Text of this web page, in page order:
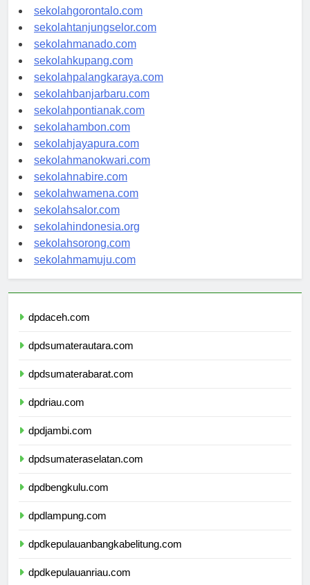
sekolahkendari.com
sekolahgorontalo.com
sekolahtanjungselor.com
sekolahmanado.com
sekolahkupang.com
sekolahpalangkaraya.com
sekolahbanjarbaru.com
sekolahpontianak.com
sekolahambon.com
sekolahjayapura.com
sekolahmanokwari.com
sekolahnabire.com
sekolahwamena.com
sekolahsalor.com
sekolahindonesia.org
sekolahsorong.com